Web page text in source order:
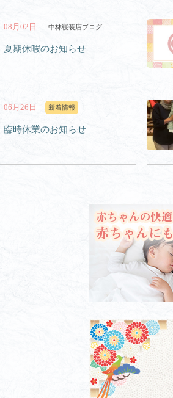
08月02日 中林寝装店ブログ
夏期休暇のお知らせ
06月26日 新着情報
臨時休業のお知らせ